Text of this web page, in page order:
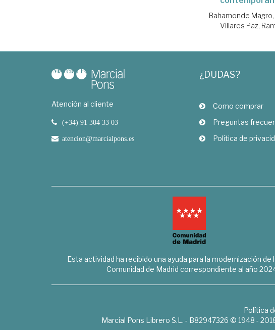
Bahamonde
Villares Paz,
Atención al cliente
(+34) 91 304 33 03
atencion@marcialpons.es
¿DUDAS?
Como comprar
Preguntas
Política de
Esta actividad ha recibido una ayuda para la modernización de
Comunidad de Madrid correspondiente al año
Política
Marcial Pons Librero S.L. - B82947326 © 1948 -